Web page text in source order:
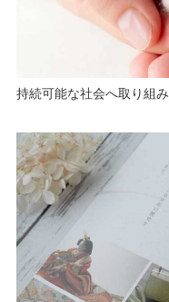
持続可能な社会へ取り組み